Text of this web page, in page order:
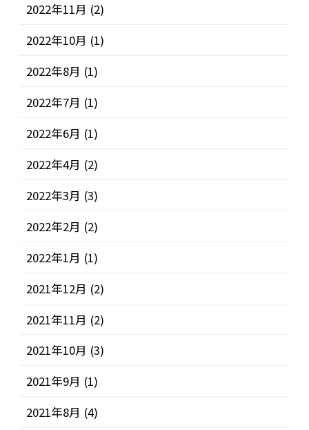
2022年11月 (2)
2022年10月 (1)
2022年8月 (1)
2022年7月 (1)
2022年6月 (1)
2022年4月 (2)
2022年3月 (3)
2022年2月 (2)
2022年1月 (1)
2021年12月 (2)
2021年11月 (2)
2021年10月 (3)
2021年9月 (1)
2021年8月 (4)